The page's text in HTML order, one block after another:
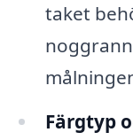
taket
Färgtyp